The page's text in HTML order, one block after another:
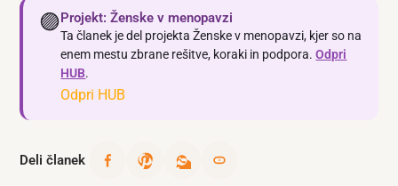
🟣Projekt: Ženske v menopavzi
Ta članek je del projekta Ženske v menopavzi, kjer so na
enem mestu zbrane rešitve, koraki in podpora.Odpri
HUB.
Odpri HUB
Deli članek